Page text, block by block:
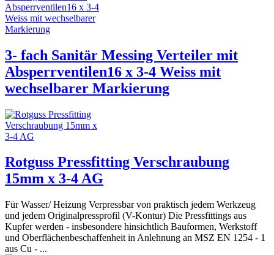
3- fach Sanitär Messing Verteiler mit
Absperrventilen16 x 3-4 Weiss mit
wechselbarer Markierung
Rotguss Pressfitting Verschraubung
15mm x 3-4 AG
Für Wasser/ Heizung Verpressbar von praktisch jedem Werkzeug
und jedem Originalpressprofil (V-Kontur) Die Pressfittings aus
Kupfer werden - insbesondere hinsichtlich Bauformen, Werkstoff
und Oberflächenbeschaffenheit in Anlehnung an MSZ EN 1254 - 1
aus Cu - ...